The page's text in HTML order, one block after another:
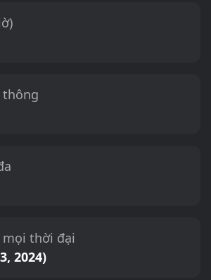
thông
thời đại
2024)